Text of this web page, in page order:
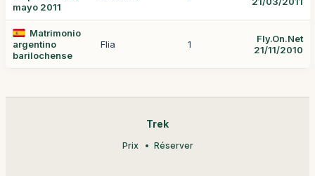
mayo 2011
Matrimonio
argentino
barilochense
Flia 1
Fly.On.Net
21/11/2010
Trek
Prix Réserver